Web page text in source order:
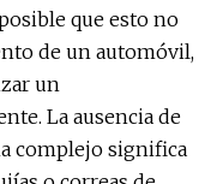
que esto no
de un automóvil,
un
La ausencia de
complejo significa